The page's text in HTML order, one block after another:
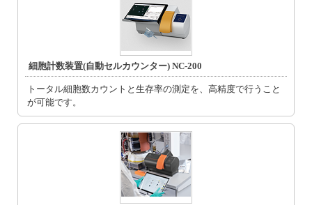
細胞計数装置(自動セルカウンター) NC-200
トータル細胞数カウントと生存率の測定を、高精度で行うこと
が可能です。